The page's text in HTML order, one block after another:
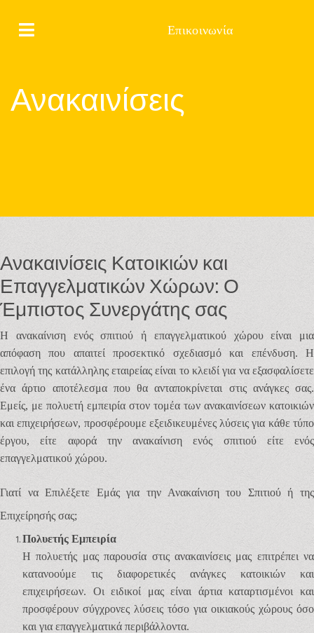
Επικοινωνία
Ανακαινίσεις
Ανακαινίσεις Κατοικιών και
Επαγγελματικών Χώρων: Ο
Έμπιστος Συνεργάτης σας
Η ανακαίνιση ενός σπιτιού ή επαγγελματικού χώρου είναι μια
απόφαση που απαιτεί προσεκτικό σχεδιασμό και επένδυση. Η
επιλογή της κατάλληλης εταιρείας είναι το κλειδί για να εξασφαλίσετε
ένα άρτιο αποτέλεσμα που θα ανταποκρίνεται στις ανάγκες σας.
Εμείς, με πολυετή εμπειρία στον τομέα των ανακαινίσεων κατοικιών
και επιχειρήσεων, προσφέρουμε εξειδικευμένες λύσεις για κάθε τύπο
έργου, είτε αφορά την ανακαίνιση ενός σπιτιού είτε ενός
επαγγελματικού χώρου.
Γιατί να Επιλέξετε Εμάς για την Ανακαίνιση του Σπιτιού ή της
Επιχείρησής σας;
Πολυετής Εμπειρία
Η πολυετής μας παρουσία στις ανακαινίσεις μας επιτρέπει να
κατανοούμε τις διαφορετικές ανάγκες κατοικιών και
επιχειρήσεων. Οι ειδικοί μας είναι άρτια καταρτισμένοι και
προσφέρουν σύγχρονες λύσεις τόσο για οικιακούς χώρους όσο
και για επαγγελματικά περιβάλλοντα.